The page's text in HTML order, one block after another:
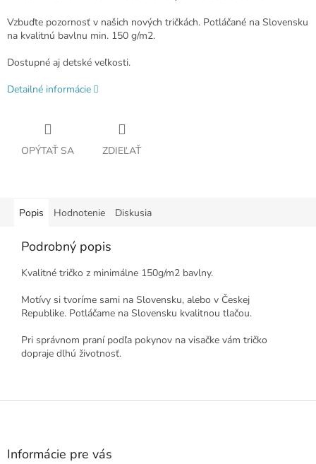
Vzbuďte pozornosť v našich nových tričkách. Potláčané na Slovensku
na kvalitnú bavlnu min. 150 g/m2.
Dostupné aj detské veľkosti.
Detailné informácie
OPÝTAŤ SA ZDIEĽAŤ
Popis Hodnotenie Diskusia
Podrobný popis
Kvalitné tričko z minimálne 150g/m2 bavlny.
Motívy si tvoríme sami na Slovensku, alebo v Českej
Republike. Potláčame na Slovensku kvalitnou tlačou.
Pri správnom praní podľa pokynov na visačke vám tričko
dopraje dlhú životnosť.
Z
Informácie pre vás